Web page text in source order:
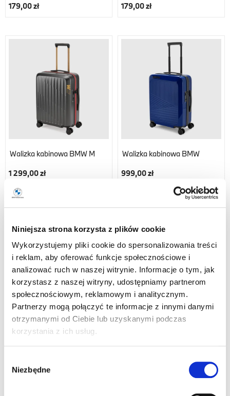
Niniejsza strona korzysta z plików cookie
Wykorzystujemy pliki cookie do spersonalizowania treści
i reklam, aby oferować funkcje społecznościowe i
analizować ruch w naszej witrynie. Informacje o tym, jak
korzystasz z naszej witryny, udostępniamy partnerom
społecznościowym, reklamowym i analitycznym.
Partnerzy mogą połączyć te informacje z innymi danymi
otrzymanymi od Ciebie lub uzyskanymi podczas
korzystania z ich usług.
zgody
Niezbędne
179,00 zł
179,00 zł
Walizka kabinowa BMW M
1 299,00 zł
Walizka kabinowa BMW
999,00 zł
Walizka Bagażowa BMW M
Walizka Bagażowa BMW
Nowość